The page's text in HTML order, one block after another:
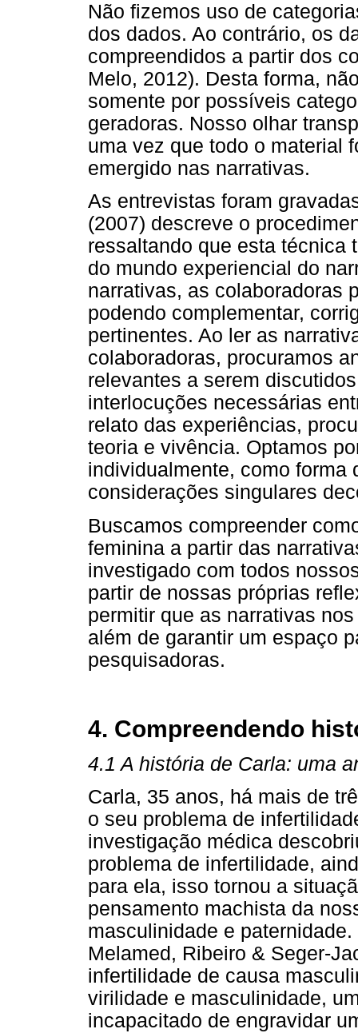
Não fizemos uso de
dos dados. Ao contrário, os
compreendidos a partir dos
Melo, 2012). Desta forma,
somente por possíveis
geradoras. Nosso olhar
uma vez que todo o material
emergido nas narrativas.
As entrevistas foram
(2007) descreve o
ressaltando que esta técnica
do mundo experiencial do
narrativas, as colaboradoras
podendo complementar,
pertinentes. Ao ler as
colaboradoras, procuramos
relevantes a serem
interlocuções necessárias
relato das experiências,
teoria e vivência. Optamos
individualmente, como forma
considerações singulares
Buscamos compreender
feminina a partir das
investigado com todos
partir de nossas próprias
permitir que as narrativas
além de garantir um espaço
pesquisadoras.
4. Compreendendo
4.1 A história de Carla: uma
Carla, 35 anos, há mais de
o seu problema de
investigação médica
problema de infertilidade,
para ela, isso tornou a
pensamento machista da
masculinidade e
Melamed, Ribeiro & Seger-
infertilidade de causa
virilidade e masculinidade,
incapacitado de engravidar